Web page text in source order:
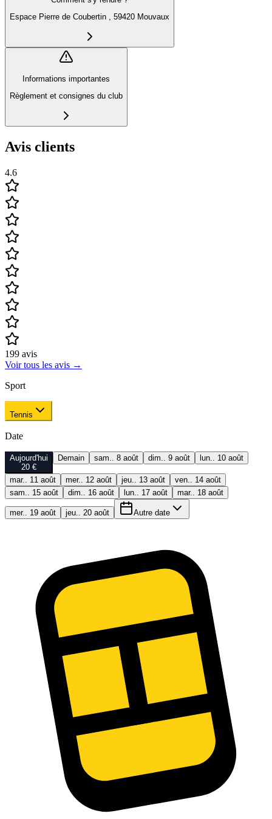
Espace Pierre de Coubertin , 59420 Mouvaux
Informations importantes
Règlement et consignes du club
Avis clients
4.6
199 avis
Voir tous les avis →
Sport
Tennis
Date
Aujourd'hui
20 €
Demain sam.. 8 août dim.. 9 août lun.. 10 août
mar.. 11 août mer.. 12 août jeu.. 13 août
ven.. 14 août
sam.. 15 août
dim.. 16 août lun.. 17 août mar.. 18 août
mer.. 19 août jeu.. 20 août Autre date